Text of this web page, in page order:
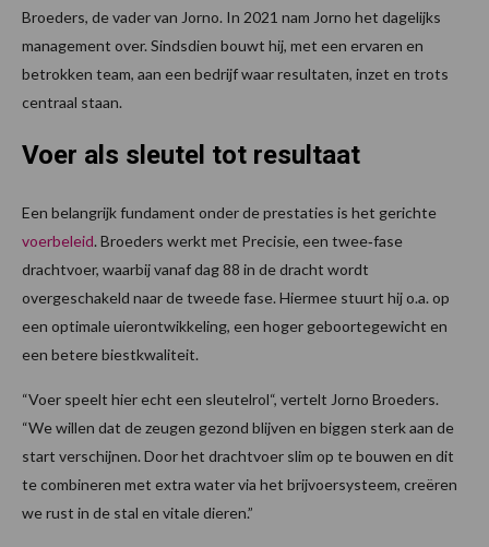
Broeders, de vader van Jorno. In 2021 nam Jorno het dagelijks
management over. Sindsdien bouwt hij, met een ervaren en
betrokken team, aan een bedrijf waar resultaten, inzet en trots
centraal staan.
Voer als sleutel tot resultaat
Een belangrijk fundament onder de prestaties is het gerichte
voerbeleid. Broeders werkt met Precisie, een twee‑fase
drachtvoer, waarbij vanaf dag 88 in de dracht wordt
overgeschakeld naar de tweede fase. Hiermee stuurt hij o.a. op
een optimale uierontwikkeling, een hoger geboortegewicht en
een betere biestkwaliteit.
“Voer speelt hier echt een sleutelrol“, vertelt Jorno Broeders.
“We willen dat de zeugen gezond blijven en biggen sterk aan de
start verschijnen. Door het drachtvoer slim op te bouwen en dit
te combineren met extra water via het brijvoersysteem, creëren
we rust in de stal en vitale dieren.”